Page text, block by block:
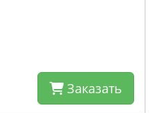
Заказать